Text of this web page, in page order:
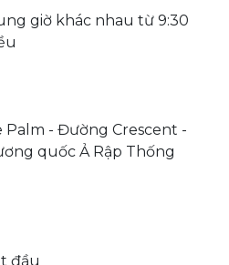
giờ khác nhau từ 9:30
Palm - Đường Crescent -
quốc Ả Rập Thống
đầu